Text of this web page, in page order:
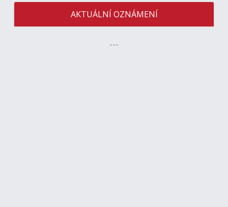
AKTUÁLNÍ OZNÁMENÍ
---